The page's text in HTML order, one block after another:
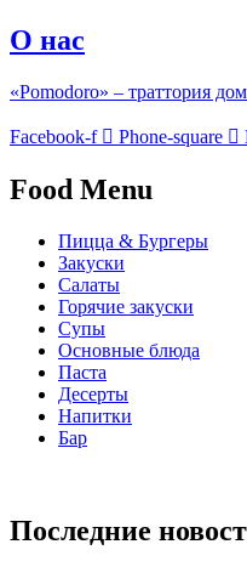
О нас
«Pomodoro» – траттория
Facebook-f Phone-square
Food Menu
Пицца & Бургеры
Закуски
Салаты
Горячие закуски
Супы
Основные блюда
Паста
Десерты
Напитки
Бар
Последние